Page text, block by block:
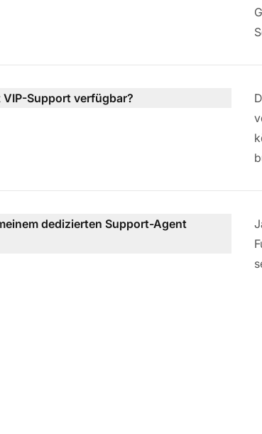
Support verfügbar?
dedizierten Support-Agent